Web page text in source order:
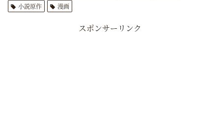
小説原作
漫画
スポンサーリンク